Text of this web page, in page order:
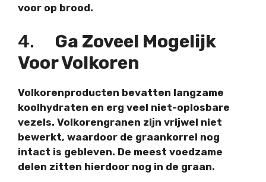
voor op brood.
4. Ga Zoveel Mogelijk
Voor Volkoren
Volkorenproducten bevatten langzame
koolhydraten en erg veel niet-oplosbare
vezels. Volkorengranen zijn vrijwel niet
bewerkt, waardoor de graankorrel nog
intact is gebleven. De meest voedzame
delen zitten hierdoor nog in de graan.